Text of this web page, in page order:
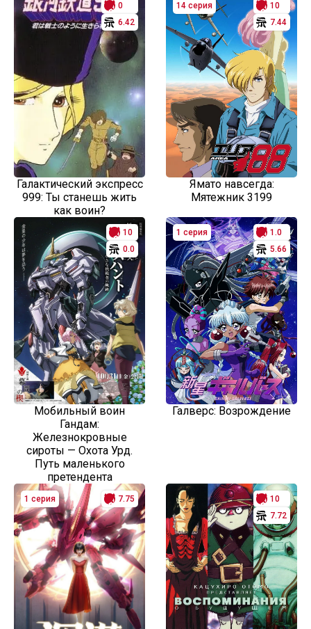
0
6.42
Галактический экспресс
999: Ты станешь жить
как воин?
14 серия
10
7.44
Ямато навсегда:
Мятежник 3199
10
0.0
Мобильный воин
Гандам:
Железнокровные
сироты — Охота Урд.
Путь маленького
претендента
1 серия
1.0
5.66
Галверс: Возрождение
1 серия 7.75
10
7.72